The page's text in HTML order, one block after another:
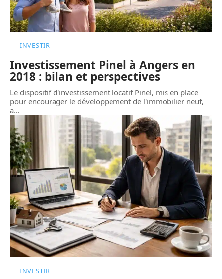
INVESTIR
Investissement Pinel à Angers en
2018 : bilan et perspectives
Le dispositif d'investissement locatif Pinel, mis en place
pour encourager le développement de l'immobilier neuf,
a…
INVESTIR